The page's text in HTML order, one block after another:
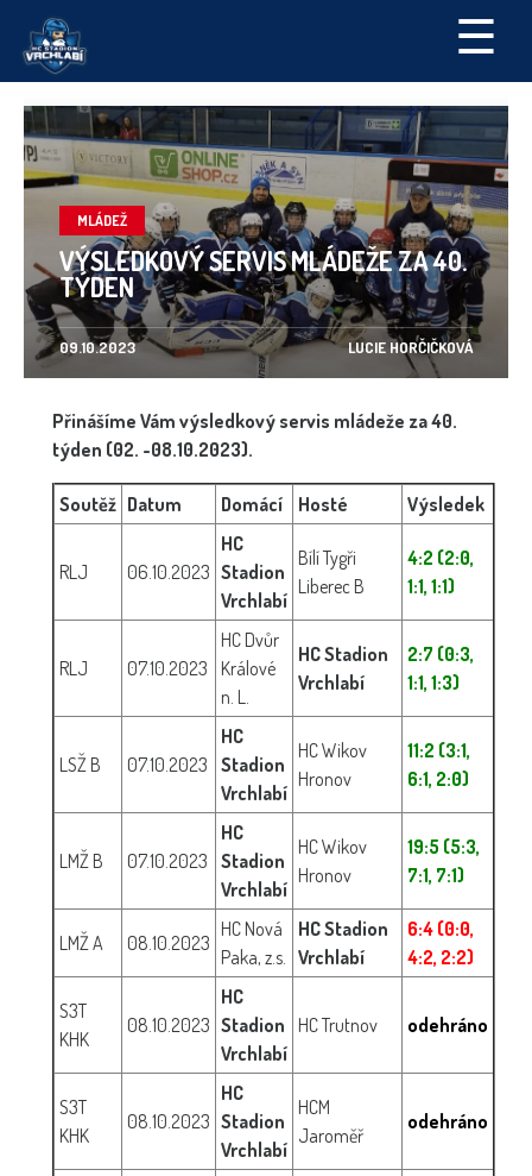
☰
MLÁDEŽ
VÝSLEDKOVÝ SERVIS MLÁDEŽE ZA 40.
TÝDEN
09.10.2023 LUCIE HORČIČKOVÁ
Přinášíme Vám výsledkový servis mládeže za 40.
týden (02. -08.10.2023).
Soutěž Datum Domácí Hosté Výsledek
RLJ 06.10.2023
HC
Stadion
Vrchlabí
Bílí Tygři
Liberec B
4:2 (2:0,
1:1, 1:1)
RLJ 07.10.2023
HC Dvůr
Králové
n. L.
HC Stadion
Vrchlabí
2:7 (0:3,
1:1, 1:3)
LSŽ B 07.10.2023
HC
Stadion
Vrchlabí
HC Wikov
Hronov
11:2 (3:1,
6:1, 2:0)
LMŽ B 07.10.2023
HC
Stadion
Vrchlabí
HC Wikov
Hronov
19:5 (5:3,
7:1, 7:1)
LMŽ A 08.10.2023
HC Nová
Paka, z.s.
HC Stadion
Vrchlabí
6:4 (0:0,
4:2, 2:2)
S3T
KHK
08.10.2023
HC
Stadion
Vrchlabí
HC Trutnov odehráno
S3T
KHK
08.10.2023
HC
Stadion
Vrchlabí
HCM
Jaroměř
odehráno